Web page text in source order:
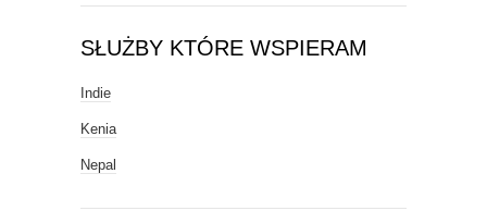
SŁUŻBY KTÓRE WSPIERAM
Indie
Kenia
Nepal